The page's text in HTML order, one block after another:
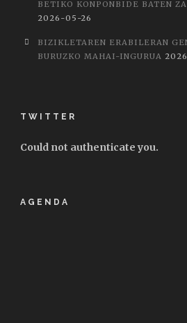
BETIKO KONPONBIDE BATEN
2026-05-26
BIZIKLETAREN ERABILERAN
BURUZKO MAHAI-INGURUA
TWITTER
Could not authenticate you.
AGENDA